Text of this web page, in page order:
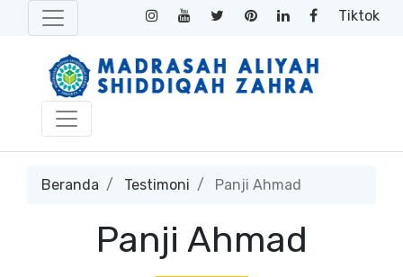
Tiktok
Beranda Testimoni Panji Ahmad
Panji Ahmad